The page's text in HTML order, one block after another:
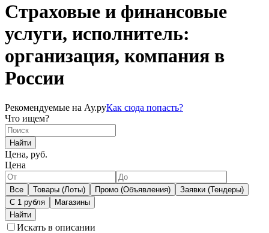
Страховые и финансовые
услуги, исполнитель:
организация, компания в
России
Рекомендуемые на Ау.руКак сюда попасть?
Что ищем?
Найти
Цена, руб.
Цена
Все Товары (Лоты) Промо (Объявления)
Заявки (Тендеры)
С 1 рубля
Магазины
Искать в описании